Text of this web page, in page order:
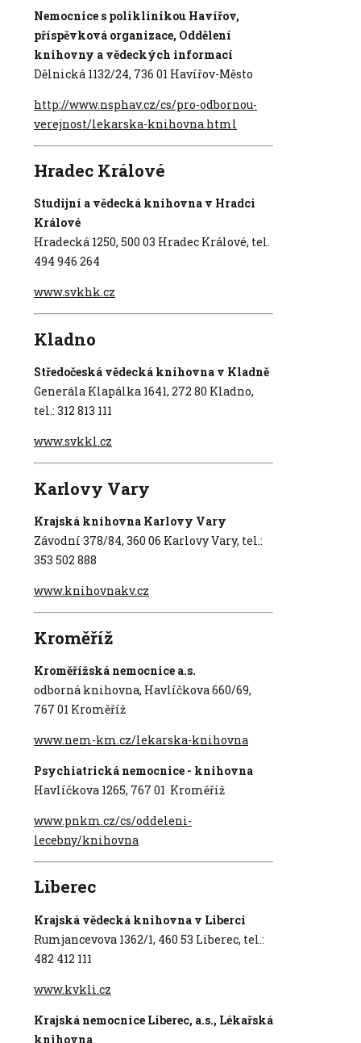
Nemocnice s poliklinikou Havířov,
příspěvková organizace, Oddělení
knihovny a vědeckých informací
Dělnická 1132/24, 736 01 Havířov-Město
http://www.nsphav.cz/cs/pro-odbornou-
verejnost/lekarska-knihovna.html
Hradec Králové
Studijní a vědecká knihovna v Hradci
Králové
Hradecká 1250, 500 03 Hradec Králové, tel.
494 946 264
www.svkhk.cz
Kladno
Středočeská vědecká knihovna v Kladně
Generála Klapálka 1641, 272 80 Kladno,
tel.: 312 813 111
www.svkkl.cz
Karlovy Vary
Krajská knihovna Karlovy Vary
Závodní 378/84, 360 06 Karlovy Vary, tel.:
353 502 888
www.knihovnakv.cz
Kroměříž
Kroměřížská nemocnice a.s.
odborná knihovna, Havlíčkova 660/69,
767 01 Kroměříž
www.nem-km.cz/lekarska-knihovna
Psychiatrická nemocnice - knihovna
Havlíčkova 1265, 767 01 Kroměříž
www.pnkm.cz/cs/oddeleni-
lecebny/knihovna
Liberec
Krajská vědecká knihovna v Liberci
Rumjancevova 1362/1, 460 53 Liberec, tel.:
482 412 111
www.kvkli.cz
Krajská nemocnice Liberec, a.s., Lékařská
knihovna